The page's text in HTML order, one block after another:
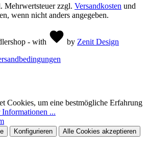
Mehrwertsteuer zzgl. Versandkosten und
wenn nicht anders angegeben.
- with by Zenit Design
Cookies, um eine bestmögliche Erfahrung
...
Konfigurieren Alle Cookies akzeptieren